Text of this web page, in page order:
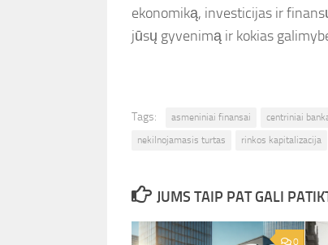
ekonomiką, investicijas ir
jūsų gyvenimą ir kokias
Tags: asmeniniai finansai centriniai
nekilnojamasis turtas
rinkos kapitalizacija
JUMS TAIP PAT GALI
0